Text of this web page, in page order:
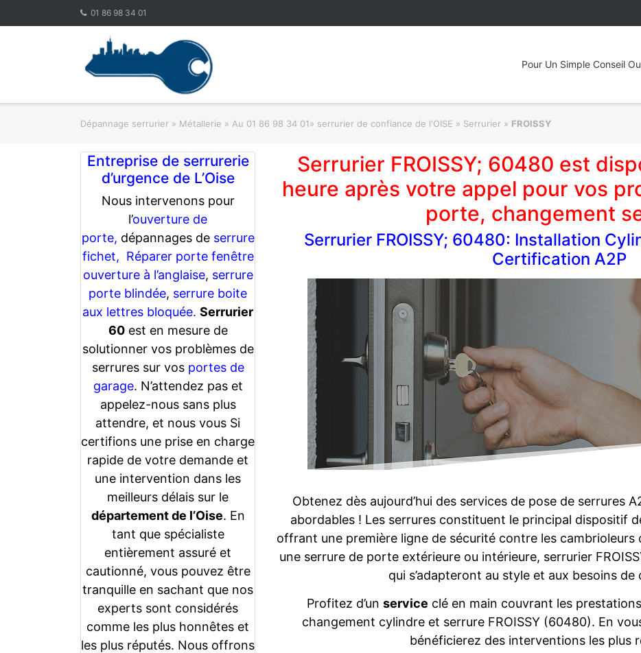
01 86 98 34 01
Pour Un Simple Conseil
Dépannage serrurier » Métallerie » Au 01 86 98 34 01» serrurier de confiance de l'OISE » Serrurier » FROISSY
Entreprise de serrurerie
d’urgence de L’Oise
Nous intervenons pour
l’ouverture de
porte, dépannages de serrure
fichet, Réparer porte fenêtre
ouverture à l’anglaise, serrure
porte blindée, serrure boite
aux lettres bloquée. Serrurier
60est en mesure de
solutionner vos problèmes de
serrures sur vos portes de
garage. N’attendez pas et
appelez-nous sans plus
attendre, et nous vous Si
certifions une prise en charge
rapide de votre demande et
une intervention dans les
meilleurs délais sur le
département de l’Oise. En
tant que spécialiste
entièrement assuré et
cautionné, vous pouvez être
tranquille en sachant que nos
experts sont considérés
comme les plus honnêtes et
les plus réputés. Nous offrons
Serrurier FROISSY; 60480 est
heure après votre appel pour vos
porte, changement
Serrurier FROISSY; 60480: Installation
Certification A2P
Obtenez dès aujourd’hui des services de pose de serrures
abordables ! Les serrures constituent le principal dispositif
offrant une première ligne de sécurité contre les cambrioleurs
une serrure de porte extérieure ou intérieure, serrurier
qui s’adapteront au style et aux besoins de
Profitez d’un service clé en main couvrant les
changement cylindre et serrure FROISSY (60480). En
bénéficierez des interventions les plus